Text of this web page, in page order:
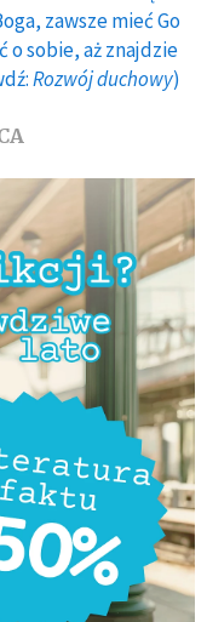
zawsze mieć Go
o sobie, aż znajdzie
Rozwój duchowy)